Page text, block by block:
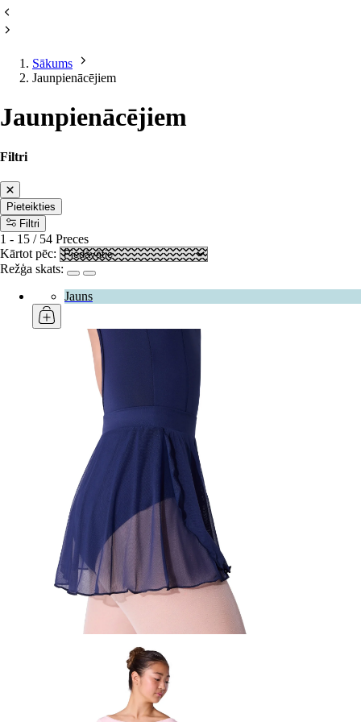
Sākums
Jaunpienācējiem
Jaunpienācējiem
Filtri
Pieteikties
Filtri
1 - 15 / 54 Preces
Kārtot pēc:
Režģa skats:
Jauns